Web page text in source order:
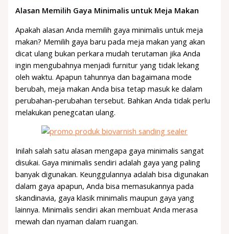
Alasan Memilih Gaya Minimalis untuk Meja Makan
Apakah alasan Anda memilih gaya minimalis untuk meja
makan? Memilih gaya baru pada meja makan yang akan
dicat ulang bukan perkara mudah terutaman jika Anda
ingin mengubahnya menjadi furnitur yang tidak lekang
oleh waktu. Apapun tahunnya dan bagaimana mode
berubah, meja makan Anda bisa tetap masuk ke dalam
perubahan-perubahan tersebut. Bahkan Anda tidak perlu
melakukan penegcatan ulang.
Inilah salah satu alasan mengapa gaya minimalis sangat
disukai. Gaya minimalis sendiri adalah gaya yang paling
banyak digunakan. Keunggulannya adalah bisa digunakan
dalam gaya apapun, Anda bisa memasukannya pada
skandinavia, gaya klasik minimalis maupun gaya yang
lainnya. Minimalis sendiri akan membuat Anda merasa
mewah dan nyaman dalam ruangan.